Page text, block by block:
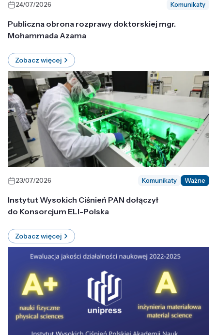
24/07/2026 Komunikaty
Publiczna obrona rozprawy doktorskiej mgr.
Mohammada Azama
Zobacz więcej
23/07/2026 Komunikaty Ważne
Instytut Wysokich Ciśnień PAN dołączył
do Konsorcjum ELI-Polska
Zobacz więcej